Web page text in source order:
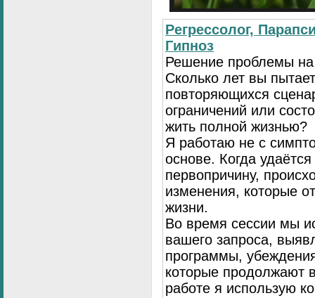
Регрессолог,
Гипноз
Решение проблемы на
Сколько лет вы
повторяющихся
ограничений или
жить полной жизнью?
Я работаю не с
основе. Когда
первопричину,
изменения, которые
жизни.
Во время сессии мы
вашего запроса,
программы,
которые продолжают
работе я использую